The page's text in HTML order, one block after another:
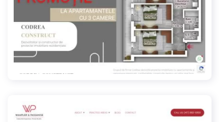
codreaconstruct.ro